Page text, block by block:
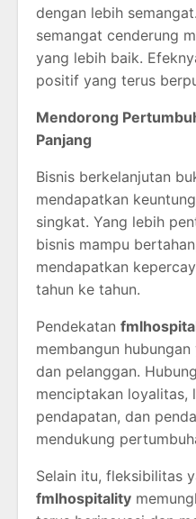
dengan lebih
semangat cenderung
yang lebih baik.
positif yang terus
Mendorong
Panjang
Bisnis berkelanjutan
mendapatkan
singkat. Yang lebih
bisnis mampu
mendapatkan
tahun ke tahun.
Pendekatan
membangun
dan pelanggan.
menciptakan loyalitas,
pendapatan, dan
mendukung
Selain itu, fleksibilitas
fmlhospitality